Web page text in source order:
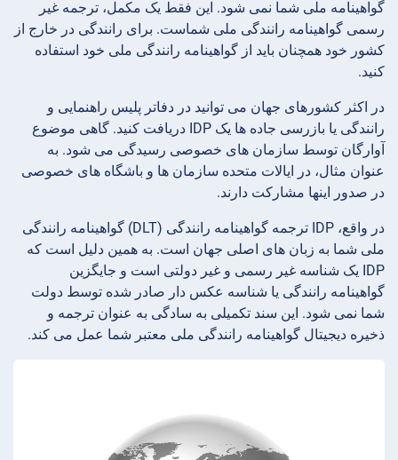
گواهینامه ملی شما نمی شود. این فقط یک مکمل، ترجمه غیر
رسمی گواهینامه رانندگی ملی شماست. برای رانندگی در خارج از
کشور خود همچنان باید از گواهینامه رانندگی ملی خود استفاده
کنید.
در اکثر کشورهای جهان می توانید در دفاتر پلیس راهنمایی و
رانندگی یا بازرسی جاده ها یک IDP دریافت کنید. گاهی موضوع
آوارگان توسط سازمان های خصوصی رسیدگی می شود. به
عنوان مثال، در ایالات متحده سازمان ها و باشگاه های خصوصی
در صدور اینها مشارکت دارند.
در واقع، IDP ترجمه گواهینامه رانندگی (DLT) گواهینامه رانندگی
ملی شما به زبان های اصلی جهان است. به همین دلیل است که
IDP یک شناسه غیر رسمی و غیر دولتی است و جایگزین
گواهینامه رانندگی یا شناسه عکس دار صادر شده توسط دولت
شما نمی شود. این سند تکمیلی به سادگی به عنوان ترجمه و
ذخیره دیجیتال گواهینامه رانندگی ملی معتبر شما عمل می کند.